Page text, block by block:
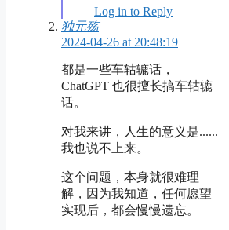
Log in to Reply
独元殇
2024-04-26 at 20:48:19
都是一些车轱辘话，
ChatGPT 也很擅长搞车轱辘
话。
对我来讲，人生的意义是......
我也说不上来。
这个问题，本身就很难理
解，因为我知道，任何愿望
实现后，都会慢慢遗忘。